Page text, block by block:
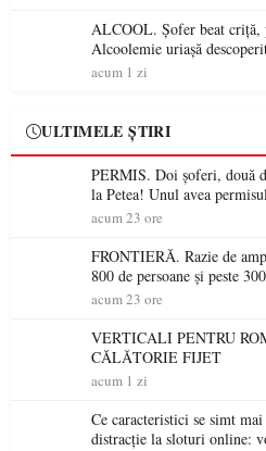
ALCOOL. Șofer beat
Alcoolemie uriașă
acum 1 zi
ULTIMELE ȘTIRI
PERMIS. Doi șoferi, două
la Petea! Unul avea
niciodată permis
acum 23 ore
FRONTIERĂ. Razie de
800 de persoane și peste
acum 23 ore
VERTICALI PENTRU
CĂLĂTORIE FIJET
acum 1 zi
Ce caracteristici se simt
distracție la sloturi online: